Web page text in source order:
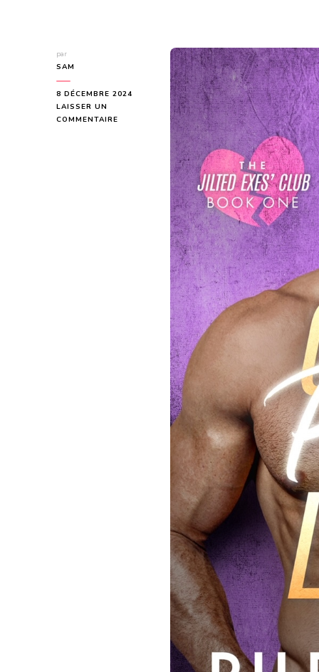
par
SAM
8 DÉCEMBRE 2024
LAISSER UN
COMMENTAIRE